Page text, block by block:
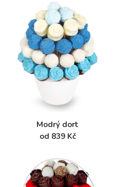
Modrý dort
od 839 Kč